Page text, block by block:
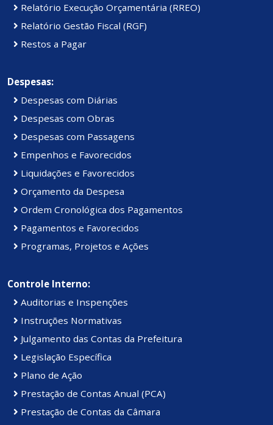
Relatório Execução Orçamentária (RREO)
Relatório Gestão Fiscal (RGF)
Restos a Pagar
Despesas:
Despesas com Diárias
Despesas com Obras
Despesas com Passagens
Empenhos e Favorecidos
Liquidações e Favorecidos
Orçamento da Despesa
Ordem Cronológica dos Pagamentos
Pagamentos e Favorecidos
Programas, Projetos e Ações
Controle Interno:
Auditorias e Inspenções
Instruções Normativas
Julgamento das Contas da Prefeitura
Legislação Específica
Plano de Ação
Prestação de Contas Anual (PCA)
Prestação de Contas da Câmara